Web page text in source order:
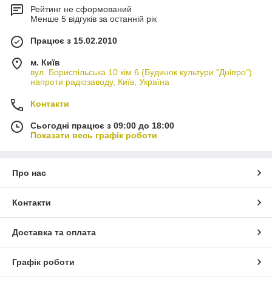
Рейтинг не сформований
Менше 5 відгуків за останній рік
Працює з 15.02.2010
м. Київ
вул. Бориспільська 10 кім 6 (Будинок культури "Дніпро")
напроти радіозаводу, Київ, Україна
Контакти
Сьогодні працює з 09:00 до 18:00
Показати весь графік роботи
Про нас
Контакти
Доставка та оплата
Графік роботи